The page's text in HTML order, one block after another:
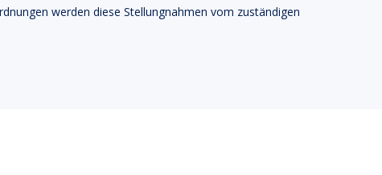
werden diese Stellungnahmen vom zuständigen